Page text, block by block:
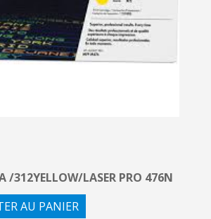
/312YELLOW/LASER PRO 476N
AU PANIER